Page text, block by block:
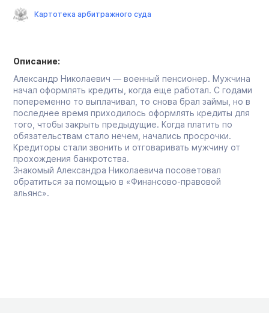
Описание:
Александр Николаевич — военный пенсионер. Мужчина
начал оформлять кредиты, когда еще работал. С годами
попеременно то выплачивал, то снова брал займы, но в
последнее время приходилось оформлять кредиты для
того, чтобы закрыть предыдущие. Когда платить по
обязательствам стало нечем, начались просрочки.
Кредиторы стали звонить и отговаривать мужчину от
прохождения банкротства.
Знакомый Александра Николаевича посоветовал
обратиться за помощью в «Финансово-правовой
альянс».
Картотека арбитражного суда